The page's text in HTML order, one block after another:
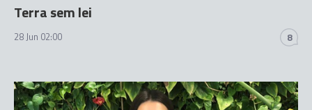
Terra sem lei
28 Jun 02:00 8